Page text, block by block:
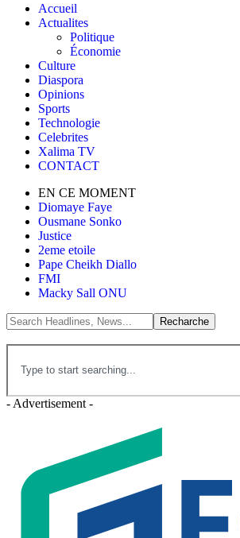
Accueil
Actualites
Politique
Économie
Culture
Diaspora
Opinions
Sports
Technologie
Celebrites
Xalima TV
CONTACT
EN CE MOMENT
Diomaye Faye
Ousmane Sonko
Justice
2eme etoile
Pape Cheikh Diallo
FMI
Macky Sall ONU
- Advertisement -